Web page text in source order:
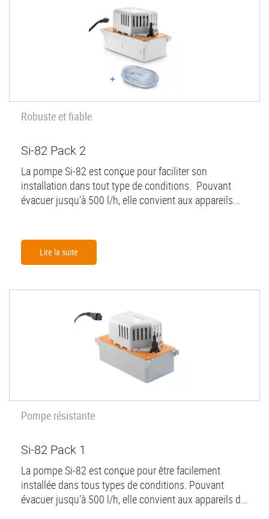
Robuste et fiable
Si-82 Pack 2
La pompe Si-82 est conçue pour faciliter son
installation dans tout type de conditions. Pouvant
évacuer jusqu’à 500 l/h, elle convient aux appareils...
Lire la suite
Pompe résistante
Si-82 Pack 1
La pompe Si-82 est conçue pour être facilement
installée dans tous types de conditions. Pouvant
évacuer jusqu’à 500 l/h, elle convient aux appareils d...